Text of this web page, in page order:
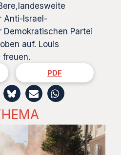
Anti-Israel-
Demokratischen Partei
auf. Louis
freuen.
PDF